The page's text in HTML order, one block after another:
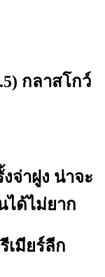
กลาสโกว์
จ่าฝูง น่าจะ
ได้ไม่ยาก
เมียร์ลีก